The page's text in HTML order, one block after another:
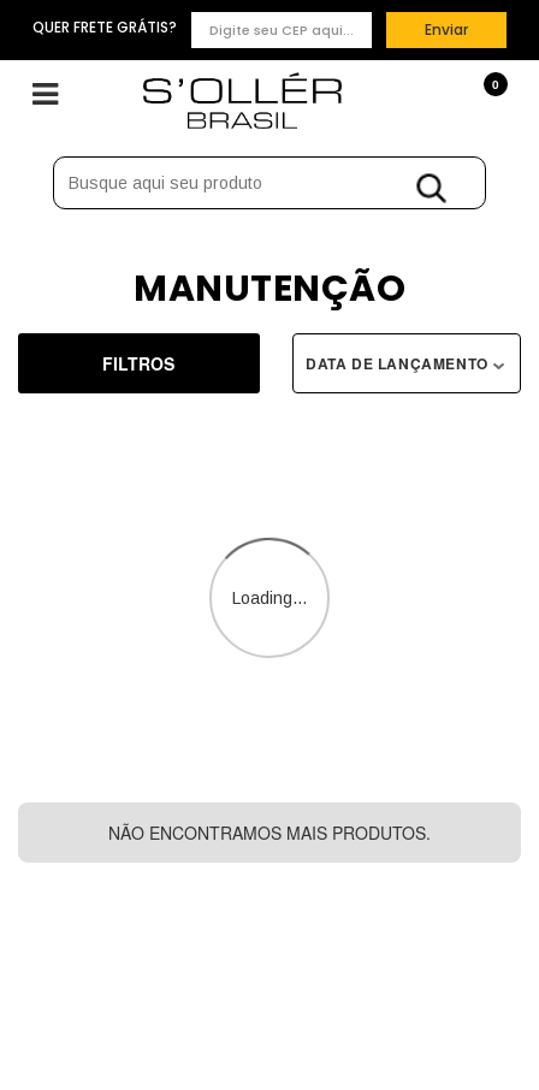
QUER FRETE GRÁTIS? Enviar
0
MANUTENÇÃO
FILTROS
Loading...
NÃO ENCONTRAMOS MAIS PRODUTOS.